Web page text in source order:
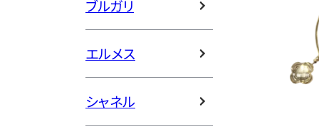
ブルガリ
エルメス
シャネル